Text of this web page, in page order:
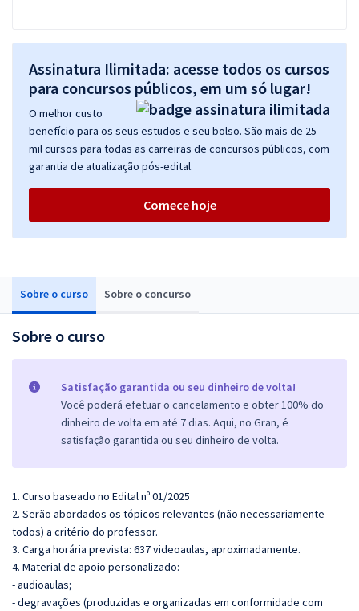
Sobre o curso Sobre o concurso
Sobre o curso
Satisfação garantida ou seu dinheiro de volta!
Você poderá efetuar o cancelamento e obter 100% do
dinheiro de volta em até 7 dias. Aqui, no Gran, é
satisfação garantida ou seu dinheiro de volta.
1. Curso baseado no Edital nº 01/2025
2. Serão abordados os tópicos relevantes (não necessariamente
todos) a critério do professor.
3. Carga horária prevista: 637 videoaulas, aproximadamente.
4. Material de apoio personalizado:
- audioaulas;
- degravações (produzidas e organizadas em conformidade com
Assinatura Ilimitada: acesse todos os cursos
para concursos públicos, em um só lugar!
O melhor custo
benefício para os seus estudos e seu bolso. São mais de 25
mil cursos para todas as carreiras de concursos públicos, com
garantia de atualização pós-edital.
Comece hoje